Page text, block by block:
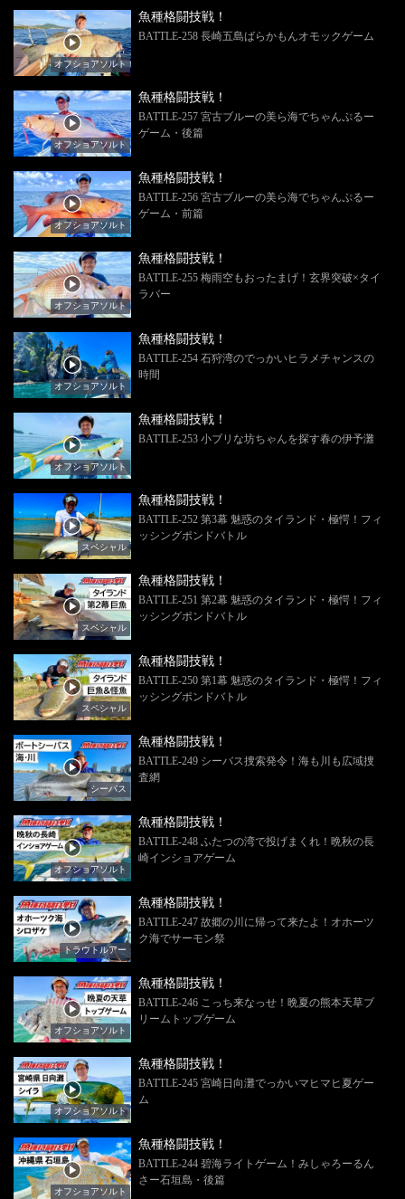
オフショアソルト
魚種格闘技戦！
BATTLE-258 長崎五島ばらかもんオモックゲーム
オフショアソルト
魚種格闘技戦！
BATTLE-257 宮古ブルーの美ら海でちゃんぷるー
ゲーム・後篇
オフショアソルト
魚種格闘技戦！
BATTLE-256 宮古ブルーの美ら海でちゃんぷるー
ゲーム・前篇
オフショアソルト
魚種格闘技戦！
BATTLE-255 梅雨空もおったまげ！玄界突破×タイ
ラバー
オフショアソルト
魚種格闘技戦！
BATTLE-254 石狩湾のでっかいヒラメチャンスの
時間
オフショアソルト
魚種格闘技戦！
BATTLE-253 小ブリな坊ちゃんを探す春の伊予灘
スペシャル
魚種格闘技戦！
BATTLE-252 第3幕 魅惑のタイランド・極愕！フィ
ッシングポンドバトル
スペシャル
魚種格闘技戦！
BATTLE-251 第2幕 魅惑のタイランド・極愕！フィ
ッシングポンドバトル
スペシャル
魚種格闘技戦！
BATTLE-250 第1幕 魅惑のタイランド・極愕！フィ
ッシングポンドバトル
シーバス
魚種格闘技戦！
BATTLE-249 シーバス捜索発令！海も川も広域捜
査網
オフショアソルト
魚種格闘技戦！
BATTLE-248 ふたつの湾で投げまくれ！晩秋の長
崎インショアゲーム
トラウトルアー
魚種格闘技戦！
BATTLE-247 故郷の川に帰って来たよ！オホーツ
ク海でサーモン祭
オフショアソルト
魚種格闘技戦！
BATTLE-246 こっち来なっせ！晩夏の熊本天草ブ
リームトップゲーム
オフショアソルト
魚種格闘技戦！
BATTLE-245 宮崎日向灘でっかいマヒマヒ夏ゲー
ム
オフショアソルト
魚種格闘技戦！
BATTLE-244 碧海ライトゲーム！みしゃろーるん
さー石垣島・後篇